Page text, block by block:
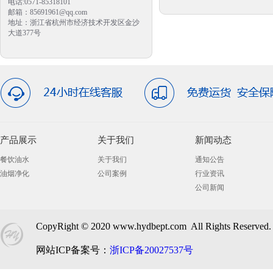
电话:0571-85318101
邮箱：85691961@qq.com
地址：浙江省杭州市经济技术开发区金沙
大道377号
产品展示
餐饮油水
油烟净化
关于我们
关于我们
公司案例
新闻动态
通知公告
行业资讯
公司新闻
CopyRight © 2020 www.hydbept.com All Rights
网站ICP备案号： 浙ICP备20027537号